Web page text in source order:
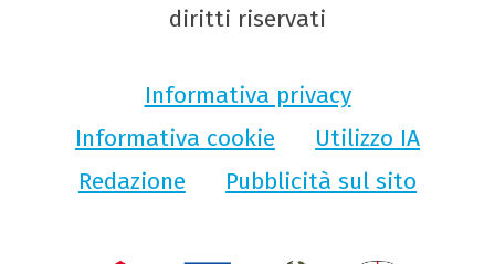
diritti riservati
Informativa privacy
Informativa cookie
Utilizzo IA
Redazione
Pubblicità sul sito